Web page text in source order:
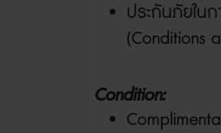
ประกันภัยใน
(Conditions
Condition: